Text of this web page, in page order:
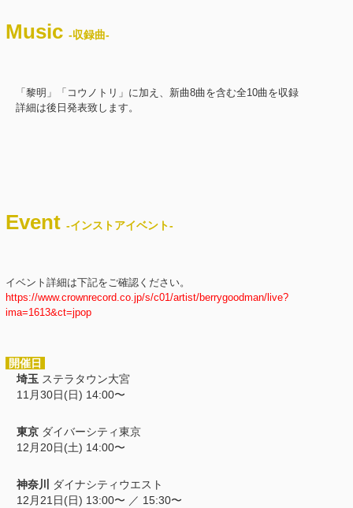
Music -収録曲-
「黎明」「コウノトリ」に加え、新曲8曲を含む全10曲を収録
詳細は後日発表致します。
Event -インストアイベント-
イベント詳細は下記をご確認ください。
https://www.crownrecord.co.jp/s/c01/artist/berrygoodman/live?
ima=1613&ct=jpop
開催日
埼玉 ステラタウン大宮
11月30日(日) 14:00〜
東京 ダイバーシティ東京
12月20日(土) 14:00〜
神奈川
ダイナシティウエスト
12月21日(日) 13:00〜 ／ 15:30〜